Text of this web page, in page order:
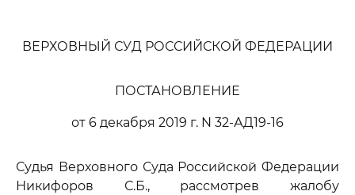
ВЕРХОВНЫЙ СУД РОССИЙСКОЙ ФЕДЕРАЦИИ
ПОСТАНОВЛЕНИЕ
от 6 декабря 2019 г. N 32-АД19-16
Судья Верховного Суда Российской Федерации
Никифоров С.Б., рассмотрев жалобу